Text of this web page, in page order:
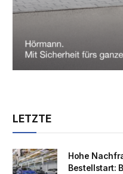
LETZTE
Hohe
Bestellstart: